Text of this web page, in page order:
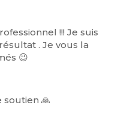
!!! Je suis
. Je vous la
😉
soutien 🙏